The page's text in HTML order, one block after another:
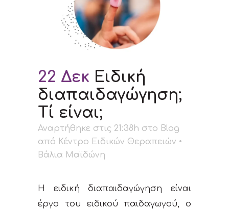
22 Δεκ Ειδική
διαπαιδαγώγηση;
Tί είναι;
Αναρτήθηκε στις 21:38h στο Blog
από Κέντρο Ειδικών Θεραπειών •
Βάλια Μαϊδώνη
Η ειδική διαπαιδαγώγηση είναι
έργο του ειδικού παιδαγωγού, ο